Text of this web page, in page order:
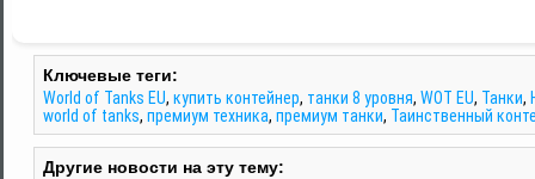
Ключевые теги:
World of Tanks EU, купить контейнер, танки 8 уровня, WOT EU, Танки,
world of tanks, премиум техника, премиум танки, Таинственный
Другие новости на эту тему: